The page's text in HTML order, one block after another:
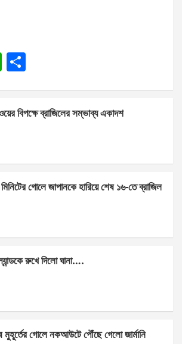
W
s
p
e
বিপক্ষে ব্রাজিলের সম্ভাব্য একাদশ
গোলে জাপানকে হারিয়ে শেষ ১৬-তে ব্রাজিল
রুখে দিলো ঘানা….
মুহূর্তের গোলে নকআউটে পৌঁছে গেলো জার্মানি